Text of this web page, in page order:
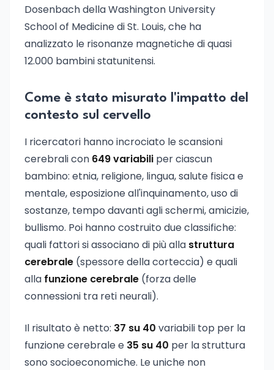
Dosenbach della Washington University
School of Medicine di St. Louis, che ha
analizzato le risonanze magnetiche di quasi
12.000 bambini statunitensi.
Come è stato misurato l'impatto del
contesto sul cervello
I ricercatori hanno incrociato le scansioni
cerebrali con 649 variabili per ciascun
bambino: etnia, religione, lingua, salute fisica e
mentale, esposizione all'inquinamento, uso di
sostanze, tempo davanti agli schermi, amicizie,
bullismo. Poi hanno costruito due classifiche:
quali fattori si associano di più alla struttura
cerebrale (spessore della corteccia) e quali
alla funzione cerebrale (forza delle
connessioni tra reti neurali).
Il risultato è netto: 37 su 40 variabili top per la
funzione cerebrale e 35 su 40 per la struttura
sono socioeconomiche. Le uniche non